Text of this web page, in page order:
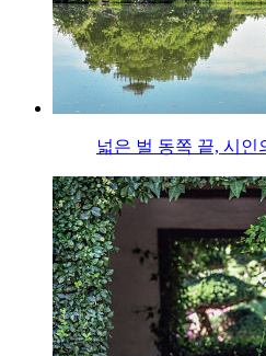
넓은 벌 동쪽 끝, 시인